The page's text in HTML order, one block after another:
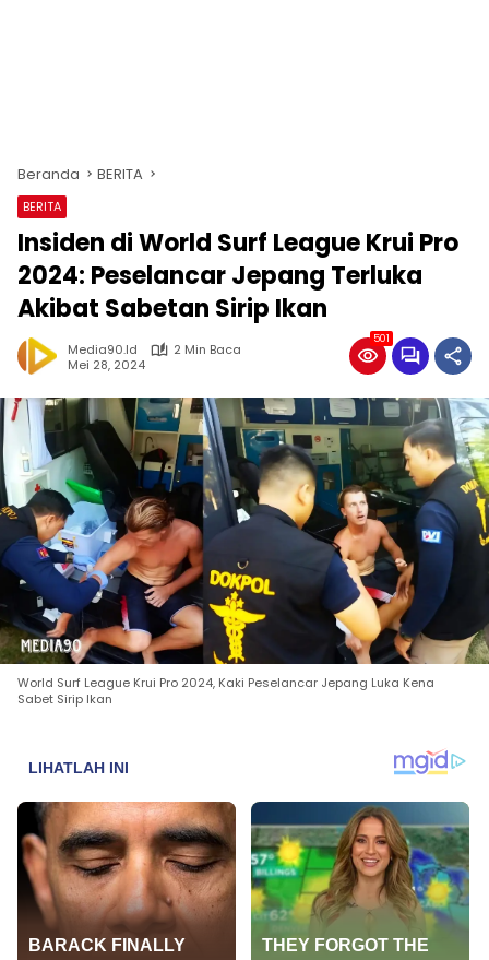
Beranda BERITA
BERITA
Insiden di World Surf League Krui Pro
2024: Peselancar Jepang Terluka
Akibat Sabetan Sirip Ikan
Media90.id
2 Min Baca
Mei 28, 2024
501
World Surf League Krui Pro 2024, Kaki Peselancar Jepang Luka Kena
Sabet Sirip Ikan